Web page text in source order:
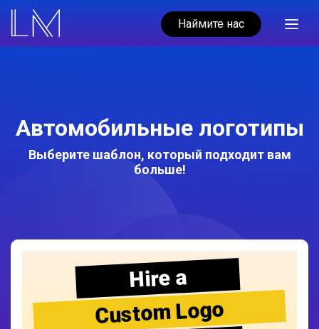
Наймите нас
Автомобильные логотипы
Выберите шаблон, который подходит вам
больше!
Hire a
Custom Logo